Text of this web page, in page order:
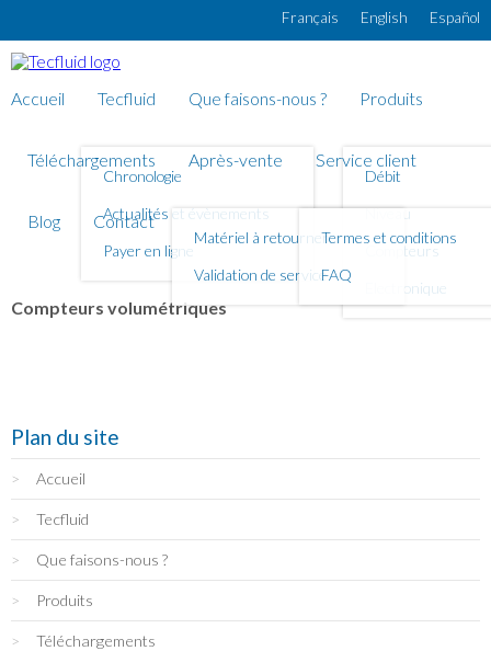
Français English Español
Accueil Tecfluid
Chronologie
Actualités et évènements
Payer en ligne
Que faisons-nous ? Produits
Débit
Niveau
Compteurs
Electronique
Téléchargements Après-vente
Matériel à retourner
Validation de service
Service client
Termes et conditions
FAQ
Blog Contact
Compteurs volumétriques
Plan du site
Accueil
Tecfluid
Que faisons-nous ?
Produits
Téléchargements